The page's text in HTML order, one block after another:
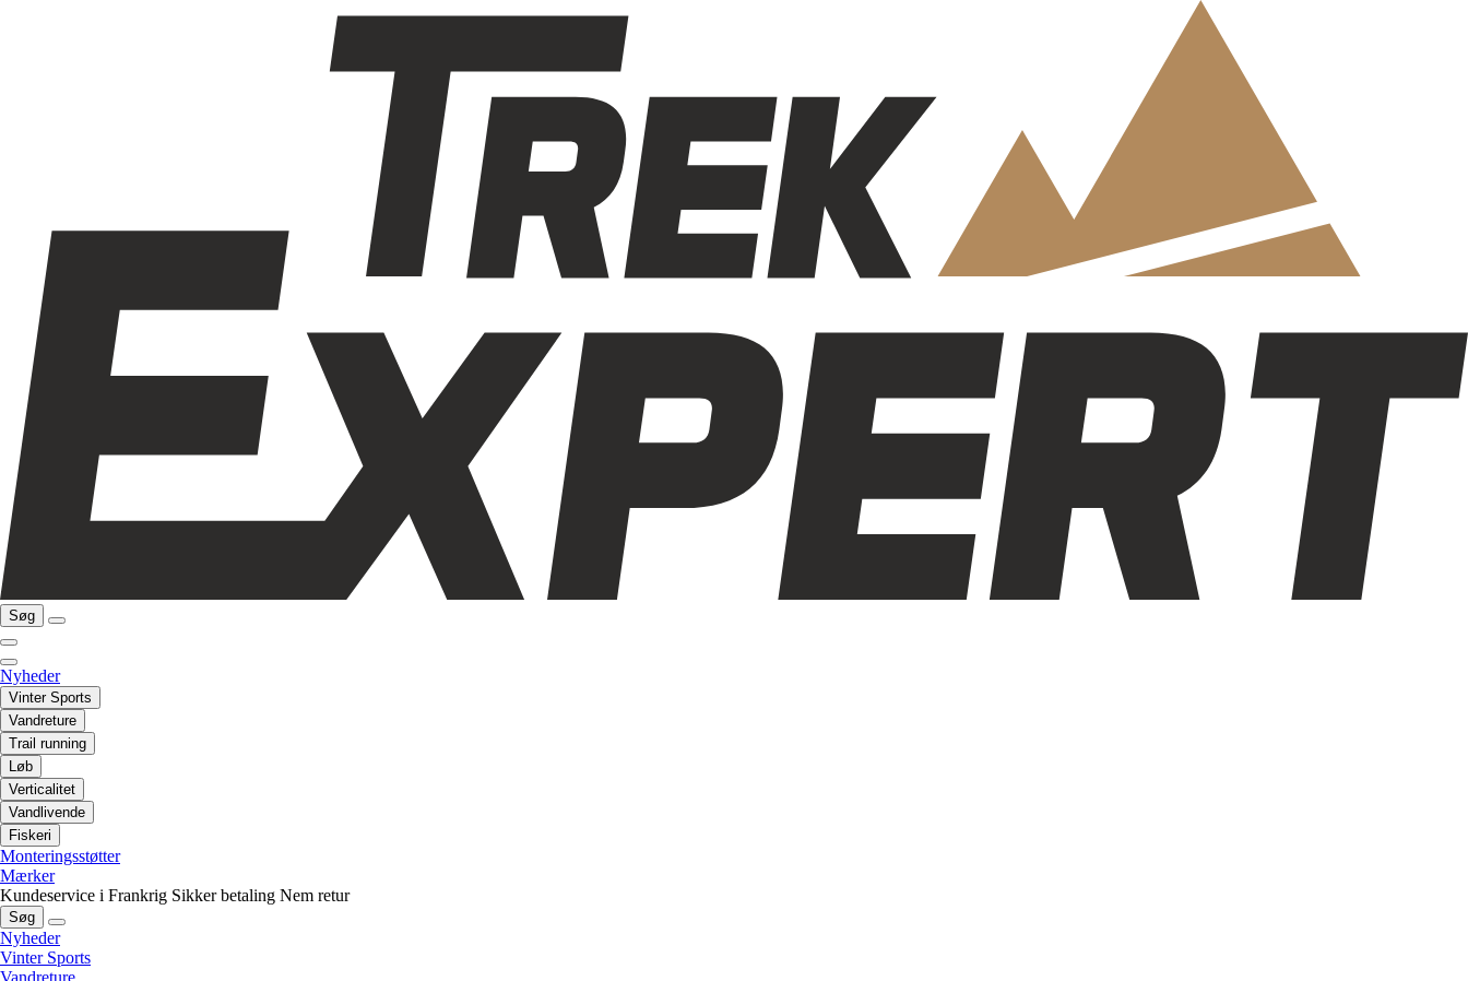
Søg
Nyheder
Vinter Sports
Vandreture
Trail running
Løb
Verticalitet
Vandlivende
Fiskeri
Monteringsstøtter
Mærker
Kundeservice i Frankrig Sikker betaling Nem retur
Søg
Nyheder
Vinter Sports
Vandreture